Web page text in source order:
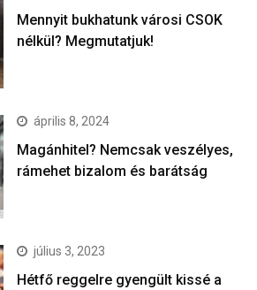
Mennyit bukhatunk városi CSOK
nélkül? Megmutatjuk!
április 8, 2024
Magánhitel? Nemcsak veszélyes,
rámehet bizalom és barátság
július 3, 2023
Hétfő reggelre gyengült kissé a